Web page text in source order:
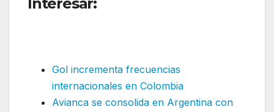
Interesar:
Gol incrementa frecuencias
internacionales en Colombia
Avianca se consolida en Argentina con